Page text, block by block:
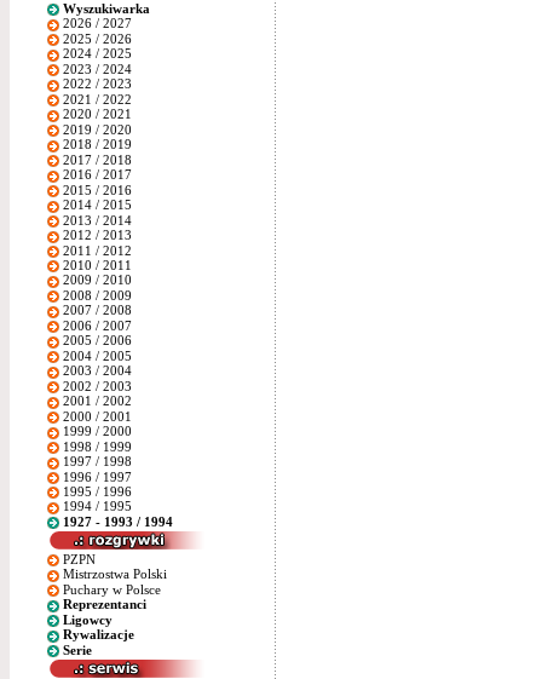
Wyszukiwarka
2026 / 2027
2025 / 2026
2024 / 2025
2023 / 2024
2022 / 2023
2021 / 2022
2020 / 2021
2019 / 2020
2018 / 2019
2017 / 2018
2016 / 2017
2015 / 2016
2014 / 2015
2013 / 2014
2012 / 2013
2011 / 2012
2010 / 2011
2009 / 2010
2008 / 2009
2007 / 2008
2006 / 2007
2005 / 2006
2004 / 2005
2003 / 2004
2002 / 2003
2001 / 2002
2000 / 2001
1999 / 2000
1998 / 1999
1997 / 1998
1996 / 1997
1995 / 1996
1994 / 1995
1927 - 1993 / 1994
PZPN
Mistrzostwa Polski
Puchary w Polsce
Reprezentanci
Ligowcy
Rywalizacje
Serie